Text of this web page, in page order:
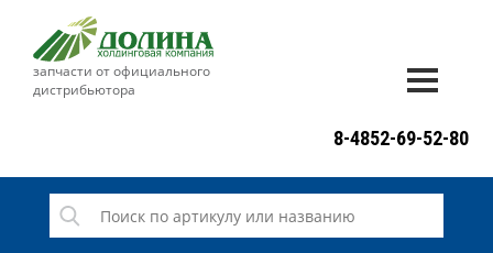
запчасти от официального
дистрибьютора
СЕРВИС
8-4852-69-52-80